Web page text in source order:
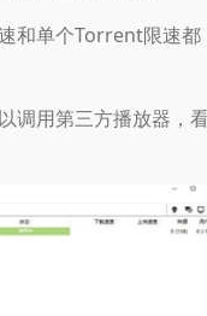
和单个Torrent限速都
调用第三方播放器，